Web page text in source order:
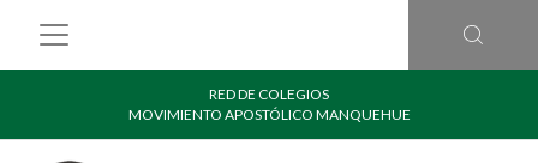
RED DE COLEGIOS
MOVIMIENTO APOSTÓLICO MANQUEHUE